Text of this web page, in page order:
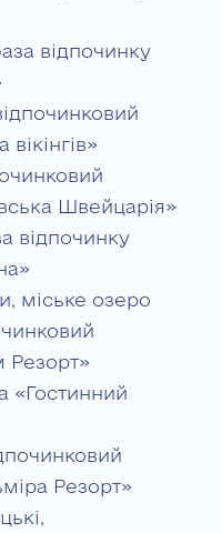
відпочинку
Швейцарія»
відпочинку
міське озеро
Резорт»
«Гостинний
Резорт»